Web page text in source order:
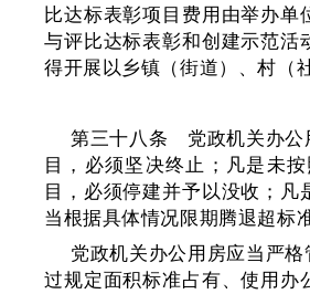
比达标表彰项目费用由举办
与评比达标表彰和创建示范活
得开展以乡镇（街道）、村（
第三十八条 党政机关办公
目，必须坚决终止；凡是未
目，必须停建并予以没收；
当根据具体情况限期腾退超标
党政机关办公用房应当严
过规定面积标准占有、使用办